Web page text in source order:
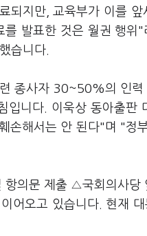
되지만, 교육부가 이를
발표한 것은 월권 행
습니다.
종사자 30~50%의 인
입니다. 이욱상 동아출
손해서는 안 된다"며 "정
항의문 제출 △국회의사
어오고 있습니다. 현재